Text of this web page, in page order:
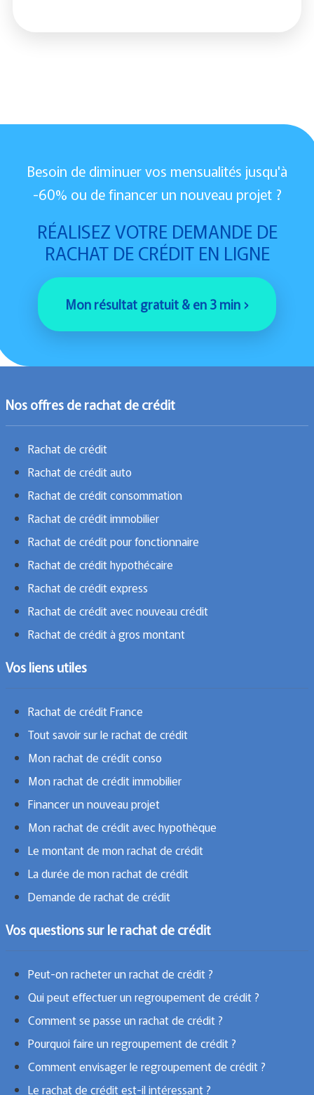
Besoin de diminuer vos mensualités jusqu'à
-60% ou de financer un nouveau projet ?
RÉALISEZ VOTRE DEMANDE DE
RACHAT DE CRÉDIT EN LIGNE
Mon résultat gratuit & en 3 min ›
Nos offres de rachat de crédit
Rachat de crédit
Rachat de crédit auto
Rachat de crédit consommation
Rachat de crédit immobilier
Rachat de crédit pour fonctionnaire
Rachat de crédit hypothécaire
Rachat de crédit express
Rachat de crédit avec nouveau crédit
Rachat de crédit à gros montant
Vos liens utiles
Rachat de crédit France
Tout savoir sur le rachat de crédit
Mon rachat de crédit conso
Mon rachat de crédit immobilier
Financer un nouveau projet
Mon rachat de crédit avec hypothèque
Le montant de mon rachat de crédit
La durée de mon rachat de crédit
Demande de rachat de crédit
Vos questions sur le rachat de crédit
Peut-on racheter un rachat de crédit ?
Qui peut effectuer un regroupement de crédit ?
Comment se passe un rachat de crédit ?
Pourquoi faire un regroupement de crédit ?
Comment envisager le regroupement de crédit ?
Le rachat de crédit est-il intéressant ?